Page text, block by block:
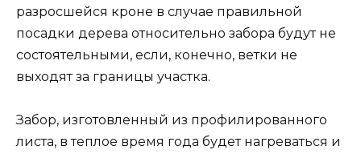
разросшейся кроне в случае правильной
посадки дерева относительно забора будут не
состоятельными, если, конечно, ветки не
выходят за границы участка.
Забор, изготовленный из профилированного
листа, в теплое время года будет нагреваться и